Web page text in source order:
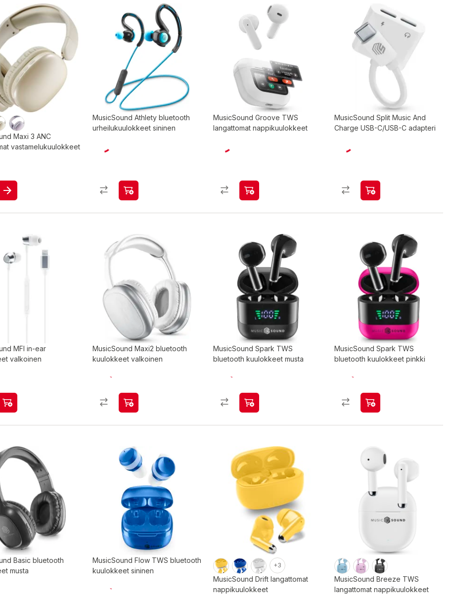
Maxi 3 ANC
vastamelukuulokkeet
MusicSound Athlety bluetooth
urheilukuulokkeet sininen
MusicSound Groove TWS
langattomat nappikuulokkeet
MusicSound Split Music And
Charge USB-C/USB-C adapteri
MFI in-ear
valkoinen
MusicSound Maxi2 bluetooth
kuulokkeet valkoinen
MusicSound Spark TWS
bluetooth kuulokkeet musta
MusicSound Spark TWS
bluetooth kuulokkeet pinkki
Basic bluetooth
musta
MusicSound Flow TWS bluetooth
kuulokkeet sininen
+3
MusicSound Drift langattomat
nappikuulokkeet
MusicSound Breeze TWS
langattomat nappikuulokkeet